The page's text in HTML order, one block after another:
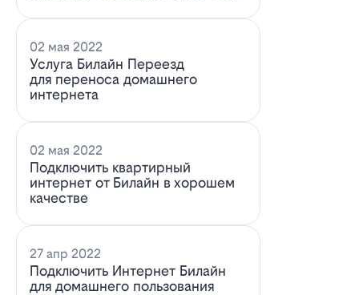
02 мая 2022
Услуга Билайн Переезд
для переноса домашнего
интернета
02 мая 2022
Подключить квартирный
интернет от Билайн в хорошем
качестве
27 апр 2022
Подключить Интернет Билайн
для домашнего пользования